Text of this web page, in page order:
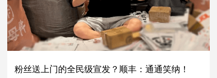
粉丝送上门的全民级宣发？顺丰：通通笑纳！